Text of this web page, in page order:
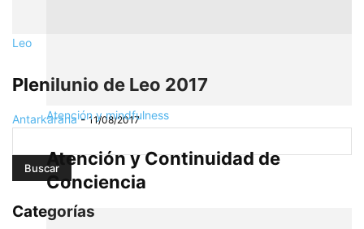
Atención y mindfulness
Atención y Continuidad de
Conciencia
Leo
Plenilunio de Leo 2017
Antarkarana - 11/08/2017
Categorías